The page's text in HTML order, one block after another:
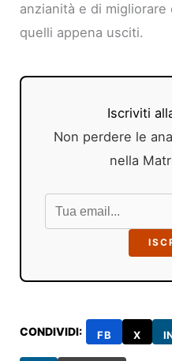
anzianità e di
quelli appena usciti.
Iscriviti
Non perdere le
nella
CONDIVIDI: FB X